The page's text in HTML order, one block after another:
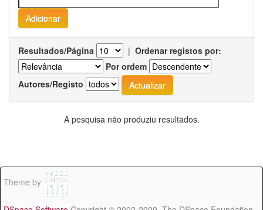
Resultados/Página | Ordenar registos por:
Por ordem
Autores/Registo
A pesquisa não produziu resultados.
Theme by